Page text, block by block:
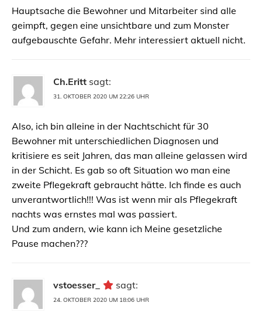
Hauptsache die Bewohner und Mitarbeiter sind alle
geimpft, gegen eine unsichtbare und zum Monster
aufgebauschte Gefahr. Mehr interessiert aktuell nicht.
Ch.Eritt sagt:
31. OKTOBER 2020 UM 22:26 UHR
Also, ich bin alleine in der Nachtschicht für 30
Bewohner mit unterschiedlichen Diagnosen und
kritisiere es seit Jahren, das man alleine gelassen wird
in der Schicht. Es gab so oft Situation wo man eine
zweite Pflegekraft gebraucht hätte. Ich finde es auch
unverantwortlich!!! Was ist wenn mir als Pflegekraft
nachts was ernstes mal was passiert.
Und zum andern, wie kann ich Meine gesetzliche
Pause machen???
vstoesser_ sagt:
24. OKTOBER 2020 UM 18:06 UHR